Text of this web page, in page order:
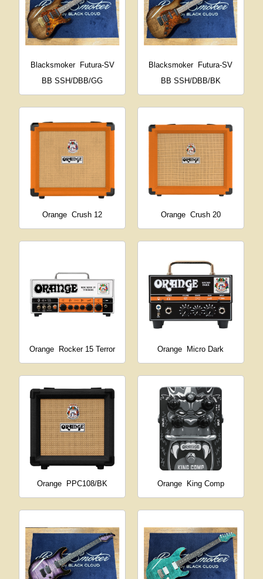
Blacksmoker
Futura-SV
BB SSH/DBB/GG
Blacksmoker Futura-SV
BB SSH/DBB/BK
Orange Crush 12 Orange Crush 20
Orange Rocker 15 Terror Orange Micro Dark
Orange PPC108/BK Orange King Comp